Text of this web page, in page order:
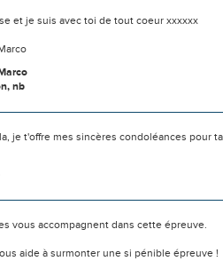
et je suis avec toi de tout coeur xxxxxx
nb
je t'offre mes sincères condoléances pour
vous accompagnent dans cette épreuve.
aide à surmonter une si pénible épreuve !